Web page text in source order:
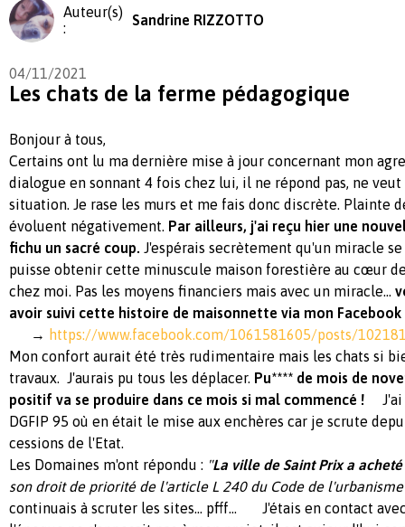
Auteur(s)
:
Sandrine RIZZOTTO
04/11/2021
Les chats de la ferme pédagogique
Bonjour à tous,
Certains ont lu ma dernière mise à jour concernant mon
dialogue en sonnant 4 fois chez lui, il ne répond pas, ne veut
situation. Je rase les murs et me fais donc discrète. Plainte
évoluent négativement. Par ailleurs, j'ai reçu hier une
fichu un sacré coup. J'espérais secrètement qu'un miracle
puisse obtenir cette minuscule maison forestière au cœur
chez moi. Pas les moyens financiers mais avec un miracle...
avoir suivi cette histoire de maisonnette via mon
→ https://www.facebook.com/1061581605/posts/
Mon confort aurait été très rudimentaire mais les chats si
travaux. J'aurais pu tous les déplacer. Pu**** de mois de
positif va se produire dans ce mois si mal commencé ! J'ai
DGFIP 95 où en était le mise aux enchères car je scrute
cessions de l'Etat.
Les Domaines m'ont répondu : "La ville de Saint Prix a
son droit de priorité de l'article L 240 du Code de
continuais à scruter les sites... pfff...
J'étais en contact